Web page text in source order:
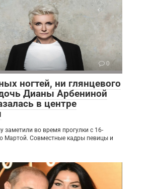
0
ногтей, ни глянцевого
Дианы Арбениной
в центре
заметили во время прогулки с 16-
Мартой. Совместные кадры певицы и